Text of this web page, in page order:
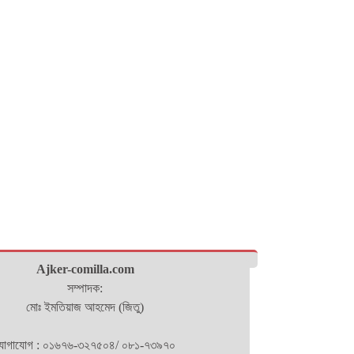
Ajker-comilla.com
সম্পাদক:
মোঃ ইমতিয়াজ আহমেদ (জিতু)
: ০১৬৭৬-৩২৭৫০৪/ ০৮১-৭৩৯৭০